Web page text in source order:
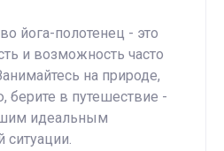
йога-полотенец - это
и возможность часто
на природе,
берите в путешествие -
идеальным
ситуации.